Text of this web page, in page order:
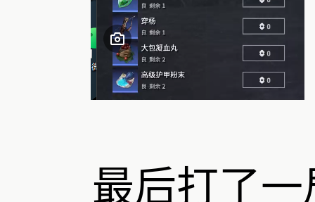
最后打了一